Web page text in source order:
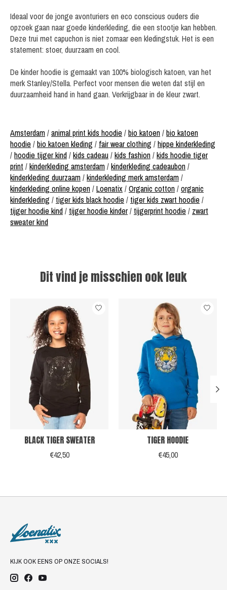
Ideaal voor de jonge avonturiers en eco conscious ouders die
opzoek gaan naar goede kinderkleding, die een stootje kan hebben.
Deze trui met capuchon is niet zomaar een kledingstuk. Het is een
statement: stoer, duurzaam en cool.
De kinder hoodie is gemaakt van 100% biologisch katoen, van het
merk Stanley/Stella. Perfect voor mensen die weten dat stijl en
duurzaamheid hand in hand gaan. Verkrijgbaar in de kleur zwart.
Amsterdam/animal print kids hoodie /bio katoen/bio katoen
hoodie /bio katoen kleding / fair wear clothing /hippe kinderkleding
/hoodie tijger kind/kids cadeau/kids fashion/kids hoodie tiger
print /kinderkleding amsterdam/kinderkleding cadeaubon/
kinderkleding duurzaam/kinderkleding merk amsterdam/
kinderkleding online kopen/Loenatix/Organic cotton/organic
kinderkleding / tiger kids black hoodie / tiger kids zwart hoodie /
tijger hoodie kind/ tijger hoodie kinder/ tijgerprint hoodie / zwart
sweater kind
Dit vind je misschien ook leuk
Items van productcarrousel
BLACK TIGER SWEATER
€42,50
TIGER HOODIE
€45,00
KIJK OOK EENS OP ONZE SOCIALS!